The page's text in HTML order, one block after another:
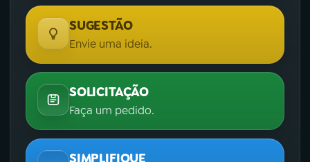
SUGESTÃO
Envie uma ideia.
SOLICITAÇÃO
Faça um pedido.
SIMPLIFIQUE